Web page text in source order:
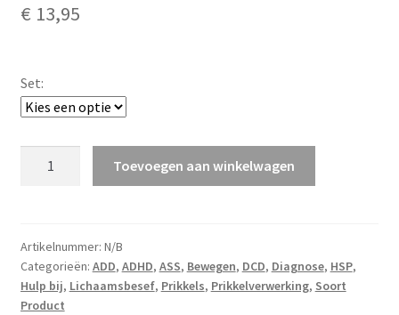
€ 13,95
Set:
Play
aantal
Toevoegen aan winkelwagen
Artikelnummer: N/B
Categorieën: ADD, ADHD, ASS, Bewegen, DCD, Diagnose, HSP,
Hulp bij, Lichaamsbesef, Prikkels, Prikkelverwerking, Soort
Product